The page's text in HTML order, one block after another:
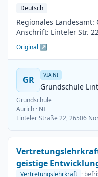
Deutsch
Regionales
Anschrift: Linteler Str.
Original ↗
GR VIA NI
Grundschule
Grundschule
Aurich · NI
Linteler Straße 22, 26506
geistige
Vertretungslehrkraft ·